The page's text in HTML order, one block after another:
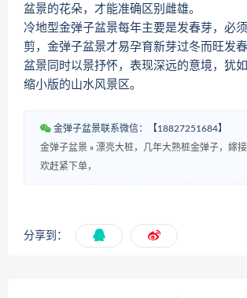
盆景的花朵，才能准确区别雌雄。
冷地型金弹子盆景每年主要是发春芽，必
剪，金弹子盆景才易孕育新芽过冬而旺发春
盆景同时以景抒怀，表现深远的意境，犹
缩小版的山水风景区。
金弹子盆景联系微信：【18827251684】
金弹子盆景 » 漂亮大桩，几年大熟桩金弹子，嫁
欢赶紧下单，
分享到：